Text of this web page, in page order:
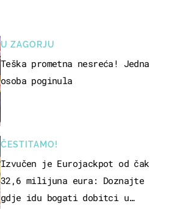
U ZAGORJU
Teška prometna nesreća! Jedna
osoba poginula
ČESTITAMO!
Izvučen je Eurojackpot od čak
32,6 milijuna eura: Doznajte
gdje idu bogati dobitci u